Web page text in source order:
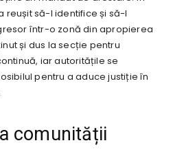
reușit să-l identifice și să-l
într-o zonă din apropierea
și dus la secție pentru
iar autoritățile se
pentru a aduce justiție în
comunității